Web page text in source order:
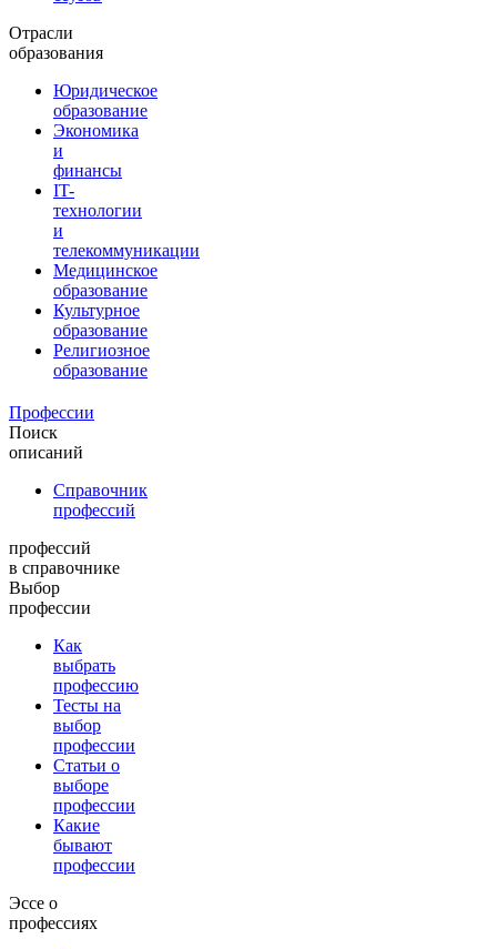
Отрасли
образования
Юридическое
образование
Экономика
и
финансы
IT-
технологии
и
телекоммуникации
Медицинское
образование
Культурное
образование
Религиозное
образование
Профессии
Поиск
описаний
Справочник
профессий
профессий
в справочнике
Выбор
профессии
Как
выбрать
профессию
Тесты на
выбор
профессии
Статьи о
выборе
профессии
Какие
бывают
профессии
Эссе о
профессиях